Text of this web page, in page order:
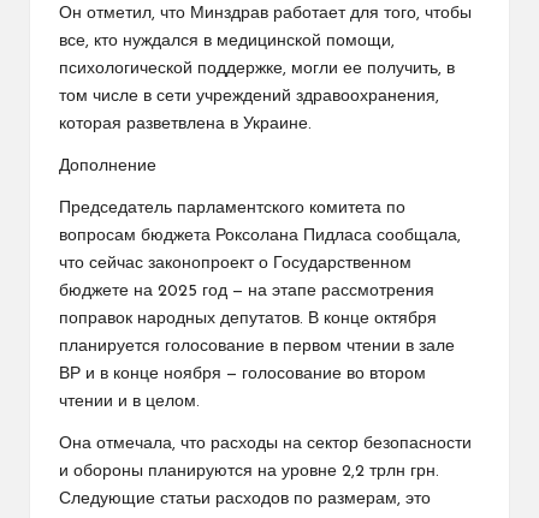
Он отметил, что Минздрав работает для того, чтобы
все, кто нуждался в медицинской помощи,
психологической поддержке, могли ее получить, в
том числе в сети учреждений здравоохранения,
которая разветвлена в Украине.
Дополнение
Председатель парламентского комитета по
вопросам бюджета Роксолана Пидласа сообщала,
что сейчас законопроект о Государственном
бюджете на 2025 год — на этапе рассмотрения
поправок народных депутатов. В конце октября
планируется голосование в первом чтении в зале
ВР и в конце ноября — голосование во втором
чтении и в целом.
Она отмечала, что расходы на сектор безопасности
и обороны планируются на уровне 2,2 трлн грн.
Следующие статьи расходов по размерам, это